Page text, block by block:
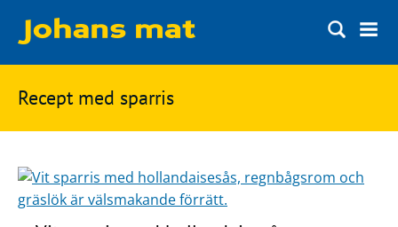
Matbloggen
Innertemperaturer
Ingredienser
Matsnack
Ölbloggen
Sök
på
Johans
mat
Recept med sparris